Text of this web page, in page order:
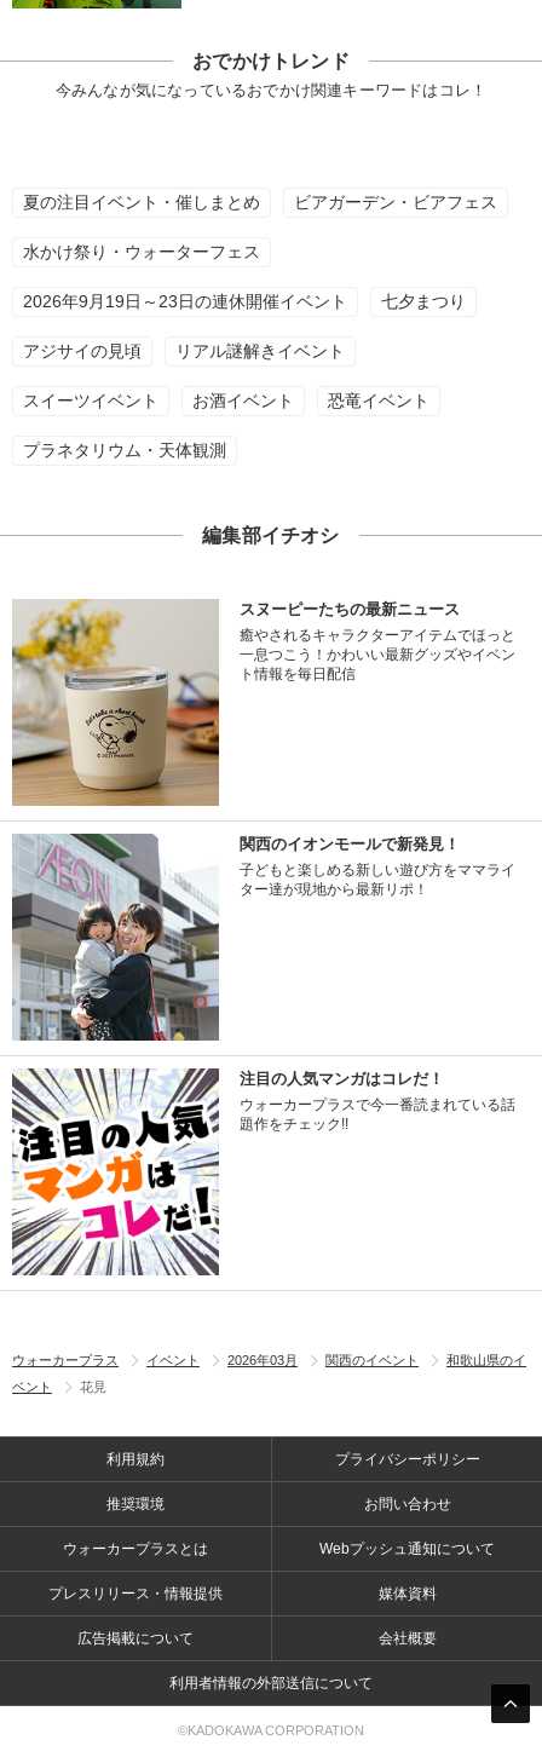
おでかけトレンド
今みんなが気になっているおでかけ関連キーワードはコレ！
夏の注目イベント・催しまとめ ビアガーデン・ビアフェス
水かけ祭り・ウォーターフェス
2026年9月19日～23日の連休開催イベント 七夕まつり
アジサイの見頃 リアル謎解きイベント
スイーツイベント お酒イベント 恐竜イベント
プラネタリウム・天体観測
編集部イチオシ
スヌーピーたちの最新ニュース
癒やされるキャラクターアイテムでほっと
一息つこう！かわいい最新グッズやイベン
ト情報を毎日配信
関西のイオンモールで新発見！
子どもと楽しめる新しい遊び方をママライ
ター達が現地から最新リポ！
注目の人気マンガはコレだ！
ウォーカープラスで今一番読まれている話
題作をチェック!!
ウォーカープラス イベント 2026年03月 関西のイベント
和歌山県のイ
ベント
花見
利用規約 プライバシーポリシー
推奨環境 お問い合わせ
ウォーカープラスとは Webプッシュ通知について
プレスリリース・情報提供 媒体資料
広告掲載について 会社概要
利用者情報の外部送信について
©KADOKAWA CORPORATION